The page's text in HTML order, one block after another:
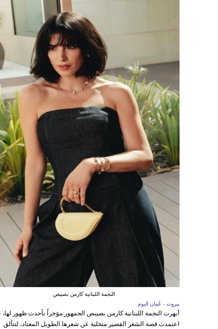
النجمة اللبنانية كارمن بصيبص
بيروت - عُمان اليوم
أبهرت النجمة اللبنانية كارمن بصيبص الجمهور مؤخراً بأحدث ظهور
اعتمدت قصة الشعر القصير متخلية عن شعرها الطويل المعتاد، لتتألق